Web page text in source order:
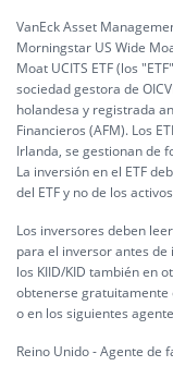
VanEck Asset
Morningstar US Wide
Moat UCITS ETF (los
sociedad gestora de
holandesa y registrada
Financieros (AFM). Los
Irlanda, se gestionan de
La inversión en el ETF
del ETF y no de los
Los inversores deben
para el inversor antes
los KIID/KID también en
obtenerse gratuitamente
o en los siguientes
Reino Unido - Agente de